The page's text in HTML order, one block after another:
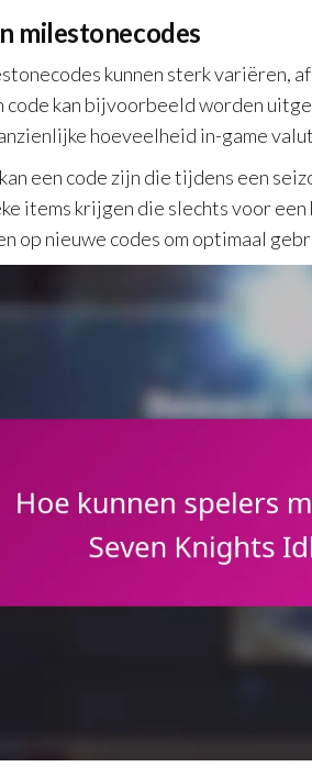
milestonecodes
kunnen sterk variëren,
code kan bijvoorbeeld worden
hoeveelheid in-game
een code zijn die tijdens een
items krijgen die slechts voor
op nieuwe codes om optimaal